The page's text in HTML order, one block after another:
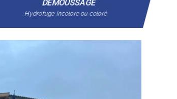
DÉMOUSSAGE
Hydrofuge incolore ou coloré